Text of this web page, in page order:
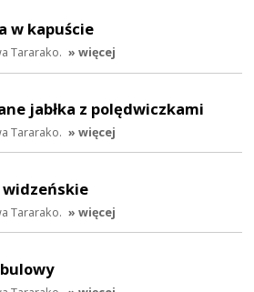
w kapuście
Tararako. » więcej
jabłka z polędwiczkami
Tararako. » więcej
widzeńskie
Tararako. » więcej